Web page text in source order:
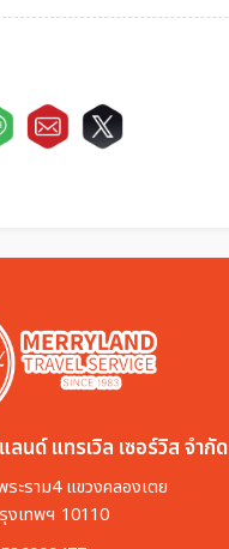
ลนด์ แทรเวิล เซอร์วิส จำกัด
ะราม4 แขวงคลองเตย
งเทพฯ 10110